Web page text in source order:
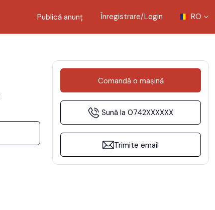
Publică anunț Înregistrare/Login RO
Comandă o mașină
Sună la 0742XXXXXX
Trimite email